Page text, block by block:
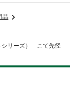
品
シリーズ） こて先径